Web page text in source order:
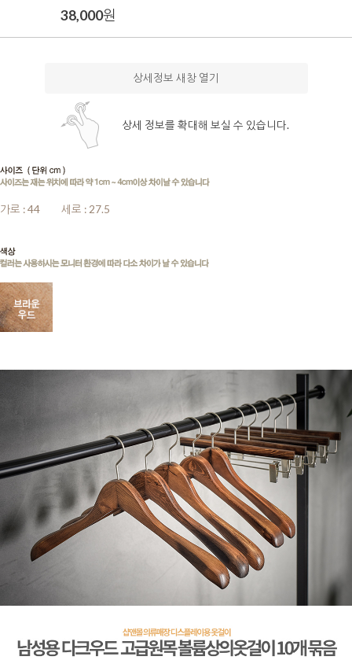
38,000원
상세정보 새창 열기
상세 정보를 확대해 보실 수 있습니다.
가로 : 44 세로 : 27.5